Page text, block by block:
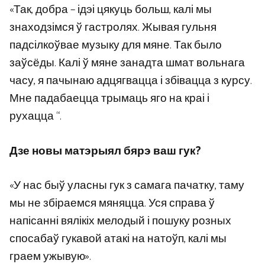
«Так, добра – ідэі цякуць больш, калі мы
знаходзімся ў гастролях. Жывая гульня
падсілкоўвае музыку для мяне. Так было
заўсёды. Калі ў мяне занадта шмат вольнага
часу, я пачынаю адцягвацца і збівацца з курсу.
Мне падабаецца трымаць яго на краі і
рухацца “.
Дзе новы матэрыял бярэ ваш гук?
«У нас быў уласны гук з самага пачатку, таму
мы не збіраемся мяняцца. Уся справа ў
напісанні вялікіх мелодый і пошуку розных
спосабаў гукавой атакі на натоўп, калі мы
граем ужывую».